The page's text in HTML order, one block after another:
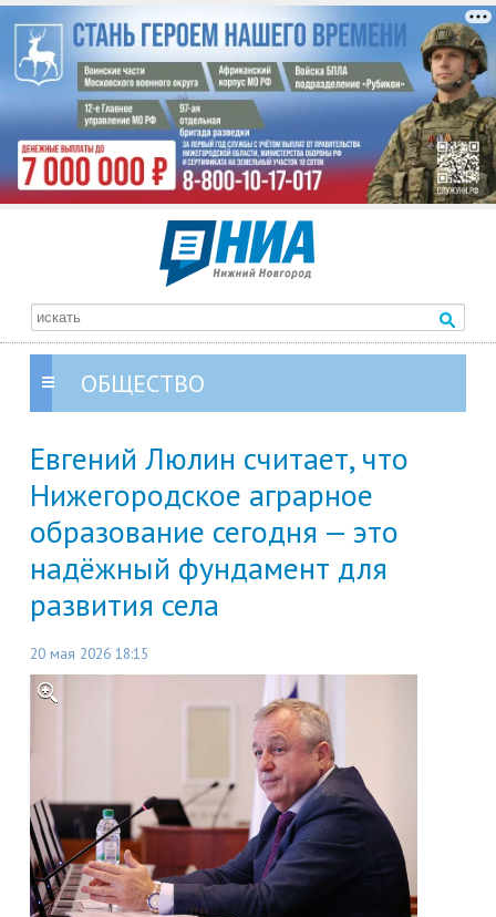
ОБЩЕСТВО
Евгений Люлин считает, что
Нижегородское аграрное
образование сегодня — это
надёжный фундамент для
развития села
20 мая 2026 18:15